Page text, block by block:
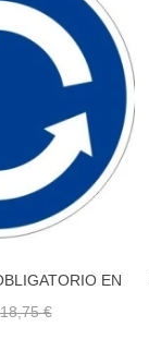
carrito
EN
18,75 €